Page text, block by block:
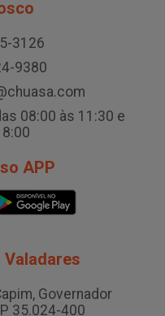
3126
9380
08:00 às 11:30 e
APP
Valadares
Governador
35.024-400